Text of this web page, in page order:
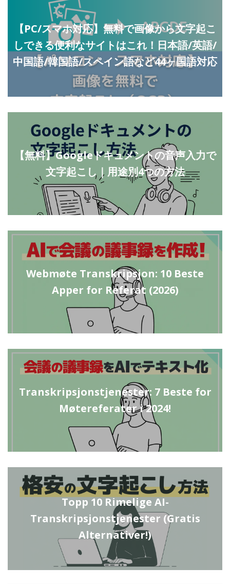
【PC/スマホ対応】無料で画像から文字起こ
しできる便利なサイトはこれ！日本語/英語/
中国語/韓国語/スペイン語など44ヶ国語対応
【無料】Googleドキュメントの音声入力で
文字起こし｜用途別4つの方法
Webmøte Transkripsjon: 10 Beste
Apper for Referat (2026)
Transkripsjonstjenester: 7 Beste for
Møtereferater i 2024!
Topp 10 Rimelige AI-
Transkripsjonstjenester (Gratis
Alternativer!)